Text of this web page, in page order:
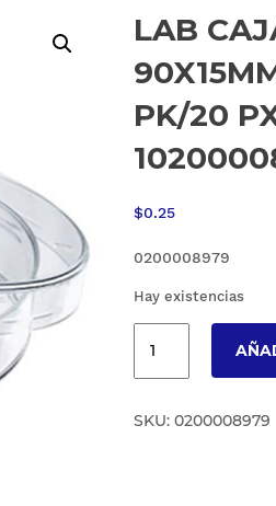
LAB
PK/20
$0.25
0200008979
Hay existencias
SKU: 0200008979